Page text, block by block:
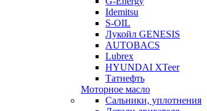
Idemitsu
S-OIL
Лукойл GENESIS
AUTOBACS
Lubrex
HYUNDAI XTeer
Татнефть
Моторное масло
Сальники, уплотнения